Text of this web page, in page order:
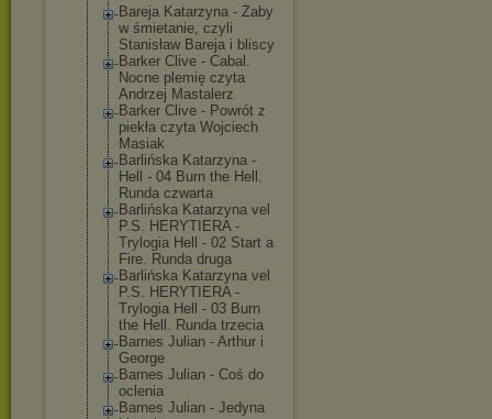
Bareja Katarzyna - Żaby
w śmietanie, czyli
Stanisław Bareja i bliscy
Barker Clive - Cabal.
Nocne plemię czyta
Andrzej Mastalerz
Barker Clive - Powrót z
piekła czyta Wojciech
Masiak
Barlińska Katarzyna -
Hell - 04 Burn the Hell.
Runda czwarta
Barlińska Katarzyna vel
P.S. HERYTIERA -
Trylogia Hell - 02 Start a
Fire. Runda druga
Barlińska Katarzyna vel
P.S. HERYTIERA -
Trylogia Hell - 03 Burn
the Hell. Runda trzecia
Barnes Julian - Arthur i
George
Barnes Julian - Coś do
oclenia
Barnes Julian - Jedyna